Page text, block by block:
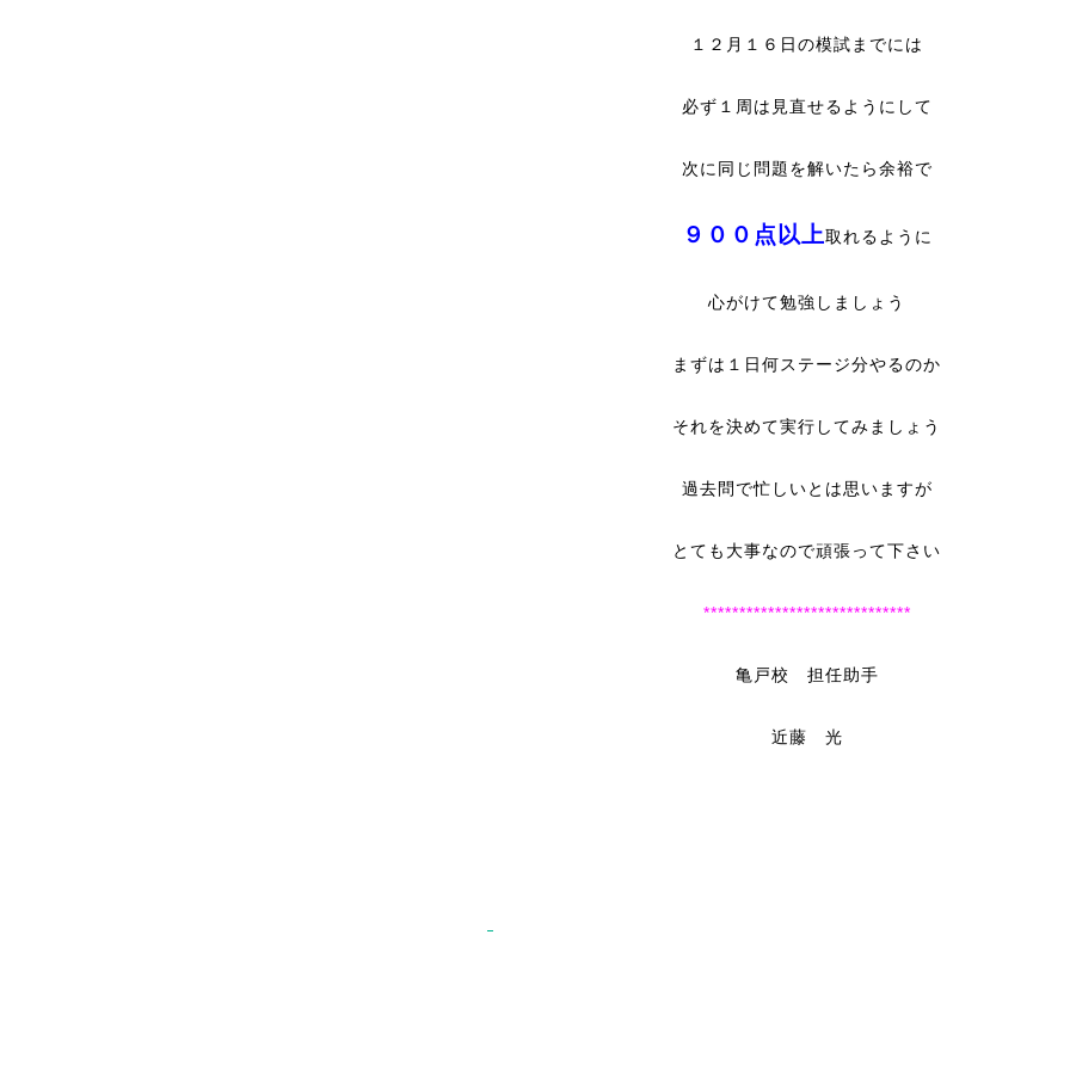
１２月１６日の模試までには
必ず１周は見直せるようにして
次に同じ問題を解いたら余裕で
９００点以上取れるように
心がけて勉強しましょう
まずは１日何ステージ分やるのか
それを決めて実行してみましょう
過去問で忙しいとは思いますが
とても大事なので頑張って下さい
*****************************
亀戸校 担任助手
近藤 光